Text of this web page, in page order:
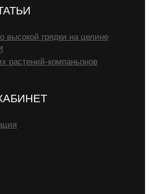
высокой грядки на целине
растений-компаньонов